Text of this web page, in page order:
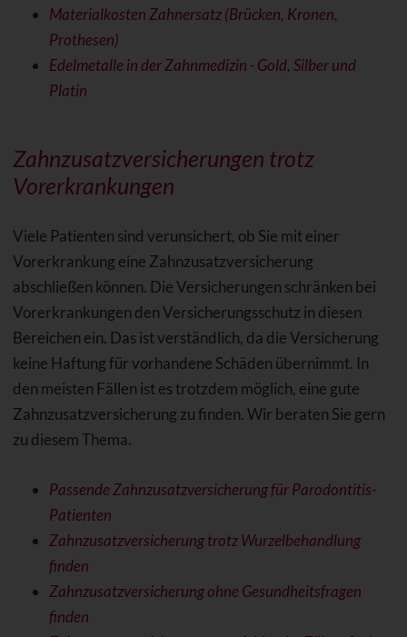
Materialkosten Zahnersatz (Brücken, Kronen,
Prothesen)
Edelmetalle in der Zahnmedizin - Gold, Silber und
Platin
Zahnzusatzversicherungen trotz
Vorerkrankungen
Viele Patienten sind verunsichert, ob Sie mit einer
Vorerkrankung eine Zahnzusatzversicherung
abschließen können. Die Versicherungen schränken bei
Vorerkrankungen den Versicherungsschutz in diesen
Bereichen ein. Das ist verständlich, da die Versicherung
keine Haftung für vorhandene Schäden übernimmt. In
den meisten Fällen ist es trotzdem möglich, eine gute
Zahnzusatzversicherung zu finden. Wir beraten Sie gern
zu diesem Thema.
Passende Zahnzusatzversicherung für Parodontitis-
Patienten
Zahnzusatzversicherung trotz Wurzelbehandlung
finden
Zahnzusatzversicherung ohne Gesundheitsfragen
finden